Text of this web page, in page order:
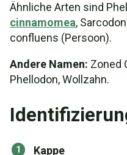
Ähnliche Arten sind
cinnamomea,
confluens (Persoon).
Andere Namen: Zoned
Phellodon, Wollzahn.
Kappe